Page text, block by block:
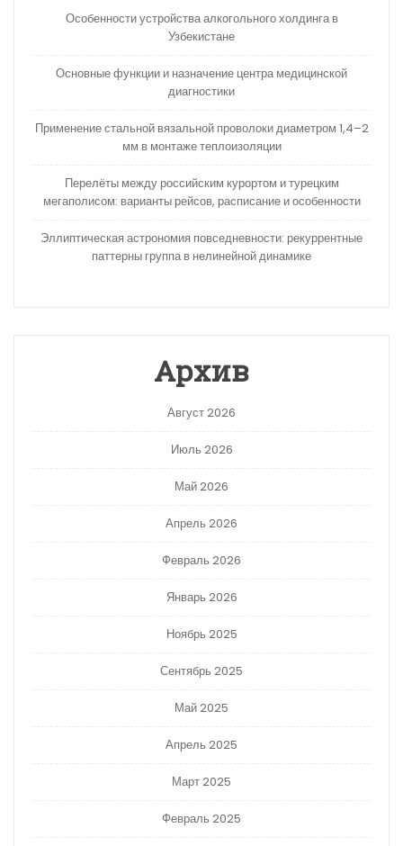
Особенности устройства алкогольного холдинга в
Узбекистане
Основные функции и назначение центра медицинской
диагностики
Применение стальной вязальной проволоки диаметром 1,4–2
мм в монтаже теплоизоляции
Перелёты между российским курортом и турецким
мегаполисом: варианты рейсов, расписание и особенности
Эллиптическая астрономия повседневности: рекуррентные
паттерны группа в нелинейной динамике
Архив
Август 2026
Июль 2026
Май 2026
Апрель 2026
Февраль 2026
Январь 2026
Ноябрь 2025
Сентябрь 2025
Май 2025
Апрель 2025
Март 2025
Февраль 2025